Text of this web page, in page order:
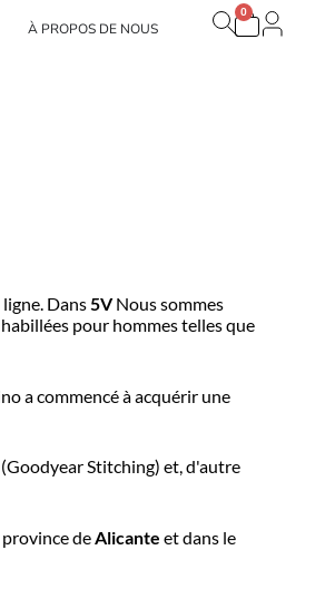
À PROPOS DE NOUS
0
Panier
Dans5VNous sommes
pour hommes telles que
a commencé à acquérir une
Stitching) et, d'autre
province de Alicante et dans le